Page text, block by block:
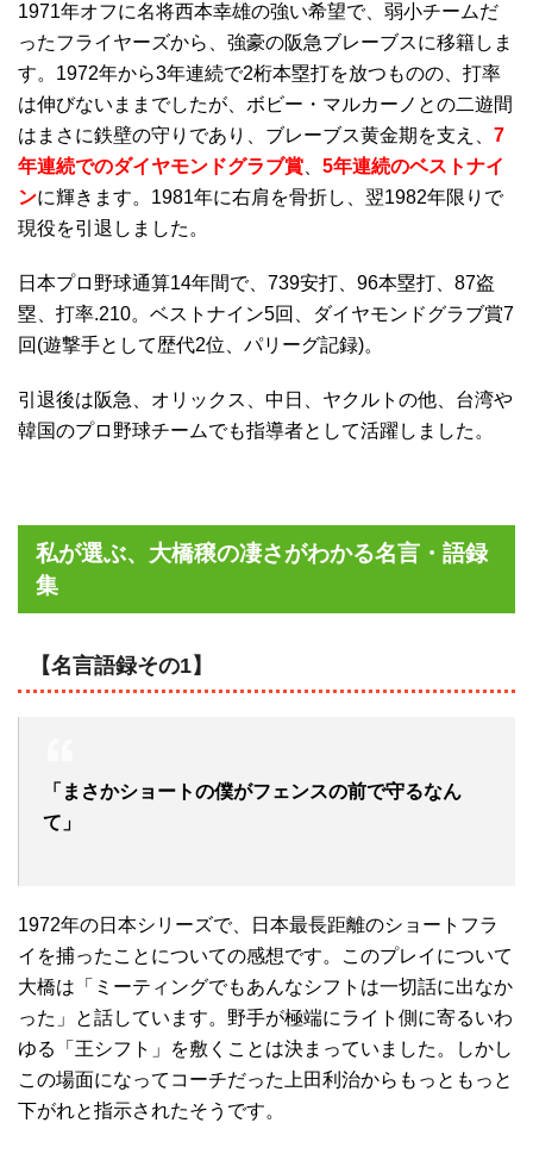
1971年オフに名将西本幸雄の強い希望で、弱小チームだ
ったフライヤーズから、強豪の阪急ブレーブスに移籍しま
す。1972年から3年連続で2桁本塁打を放つものの、打率
は伸びないままでしたが、ボビー・マルカーノとの二遊間
はまさに鉄壁の守りであり、ブレーブス黄金期を支え、 7
年連続でのダイヤモンドグラブ賞
5年連続のベストナイ
ンに輝きます。1981年に右肩を骨折し、翌1982年限りで
現役を引退しました。
日本プロ野球通算14年間で、739安打、96本塁打、87盗
塁、打率.210。ベストナイン5回、ダイヤモンドグラブ賞7
回(遊撃手として歴代2位、パリーグ記録)。
引退後は阪急、オリックス、中日、ヤクルトの他、台湾や
韓国のプロ野球チームでも指導者として活躍しました。
私が選ぶ、大橋穣の凄さがわかる名言・語録
集
【名言語録その1】
「まさかショートの僕がフェンスの前で守るなん
て」
1972年の日本シリーズで、日本最長距離のショートフラ
イを捕ったことについての感想です。このプレイについて
大橋は「ミーティングでもあんなシフトは一切話に出なか
った」と話しています。野手が極端にライト側に寄るいわ
ゆる「王シフト」を敷くことは決まっていました。しかし
この場面になってコーチだった上田利治からもっともっと
下がれと指示されたそうです。